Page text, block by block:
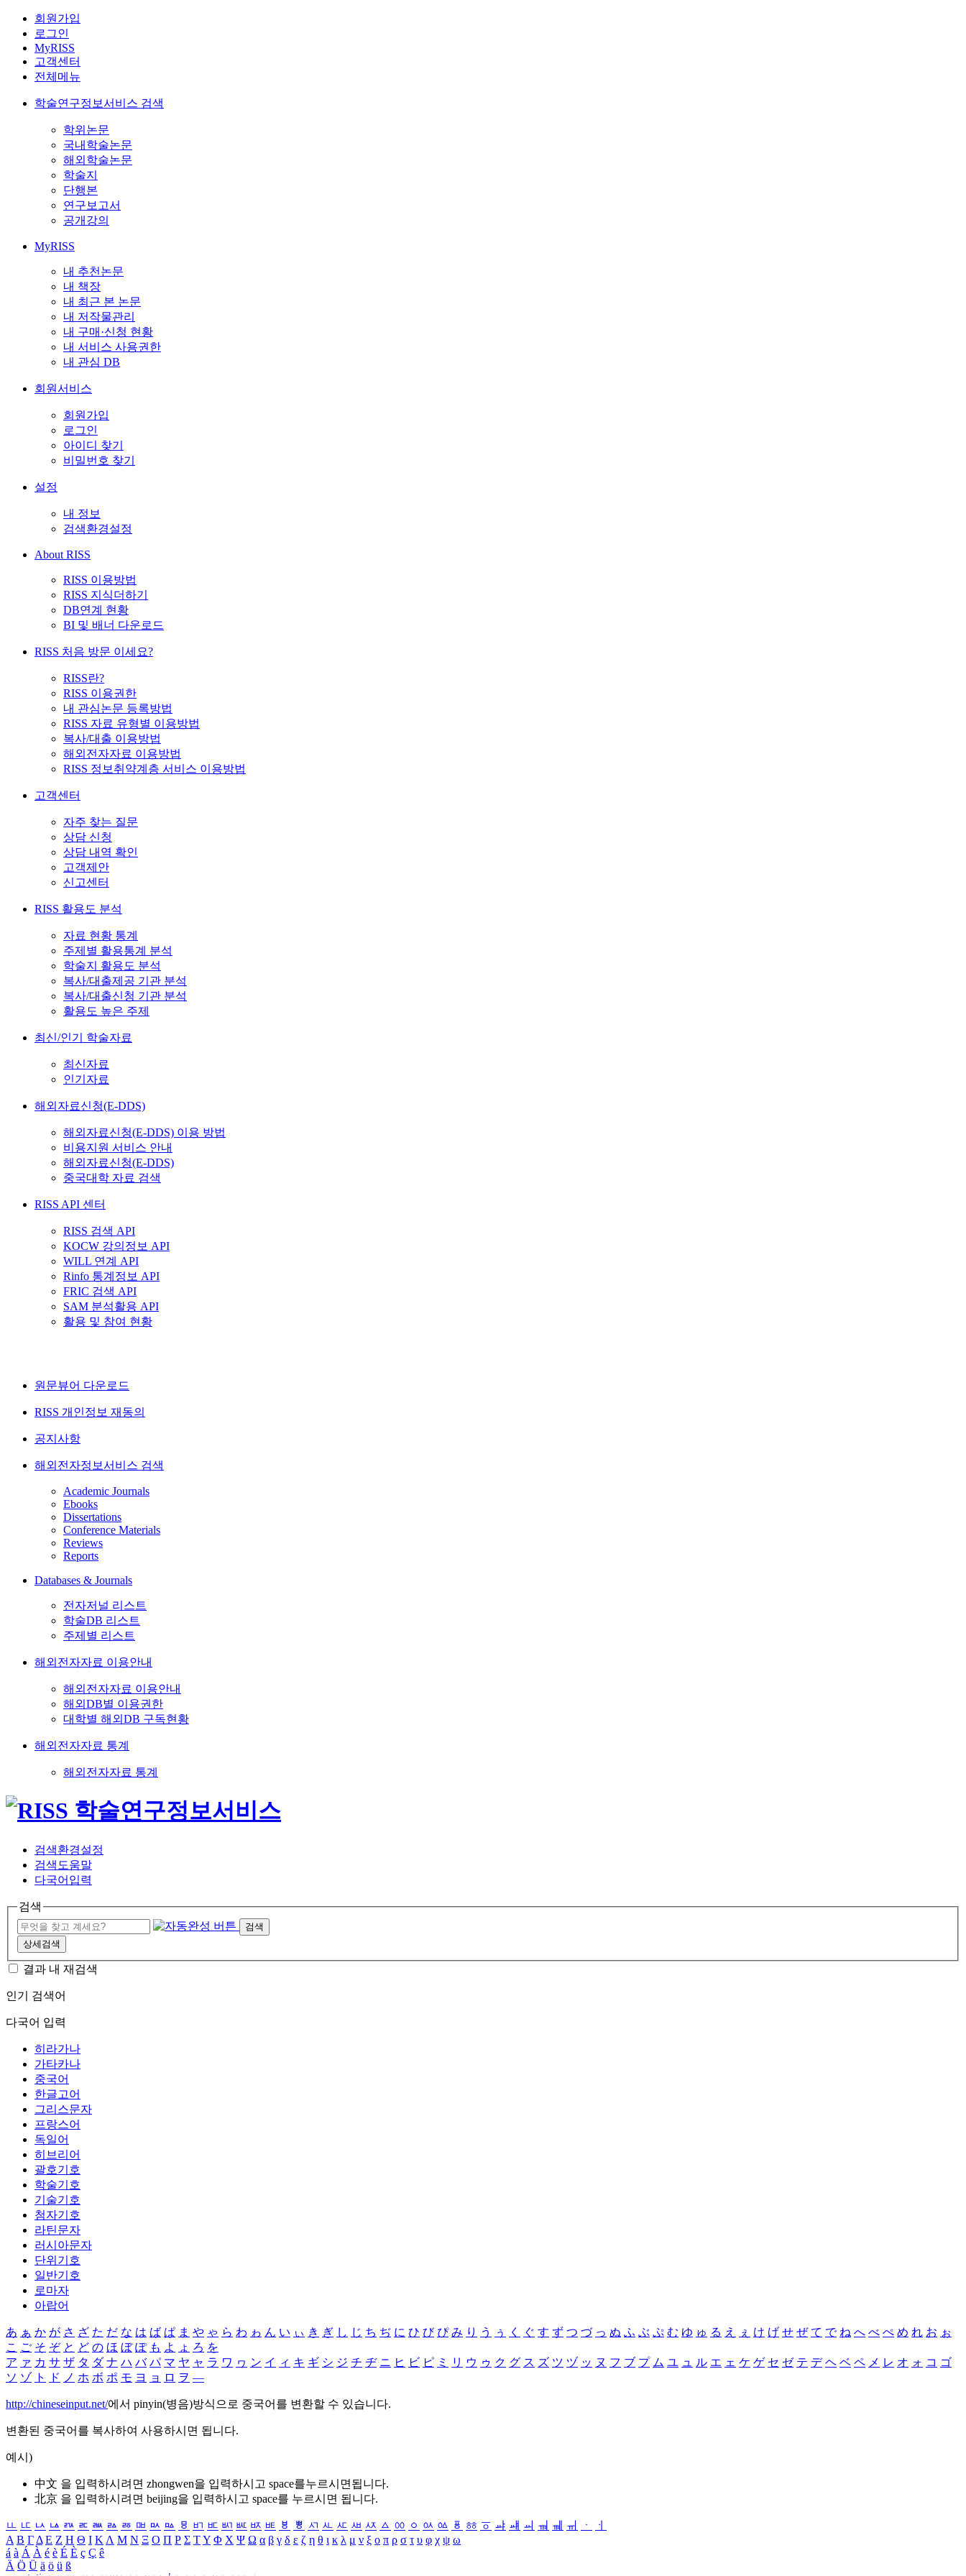
회원가입
로그인
MyRISS
고객센터
전체메뉴
학술연구정보서비스 검색
학위논문
국내학술논문
해외학술논문
학술지
단행본
연구보고서
공개강의
MyRISS
내 추천논문
내 책장
내 최근 본 논문
내 저작물관리
내 구매·신청 현황
내 서비스 사용권한
내 관심 DB
회원서비스
회원가입
로그인
아이디 찾기
비밀번호 찾기
설정
내 정보
검색환경설정
About RISS
RISS 이용방법
RISS 지식더하기
DB연계 현황
BI 및 배너 다운로드
RISS 처음 방문 이세요?
RISS란?
RISS 이용권한
내 관심논문 등록방법
RISS 자료 유형별 이용방법
복사/대출 이용방법
해외전자자료 이용방법
RISS 정보취약계층 서비스 이용방법
고객센터
자주 찾는 질문
상담 신청
상담 내역 확인
고객제안
신고센터
RISS 활용도 분석
자료 현황 통계
주제별 활용통계 분석
학술지 활용도 분석
복사/대출제공 기관 분석
복사/대출신청 기관 분석
활용도 높은 주제
최신/인기 학술자료
최신자료
인기자료
해외자료신청(E-DDS)
해외자료신청(E-DDS) 이용 방법
비용지원 서비스 안내
해외자료신청(E-DDS)
중국대학 자료 검색
RISS API 센터
RISS 검색 API
KOCW 강의정보 API
WILL 연계 API
Rinfo 통계정보 API
FRIC 검색 API
SAM 분석활용 API
활용 및 참여 현황
원문뷰어 다운로드
RISS 개인정보 재동의
공지사항
해외전자정보서비스 검색
Academic Journals
Ebooks
Dissertations
Conference Materials
Reviews
Reports
Databases & Journals
전자저널 리스트
학술DB 리스트
주제별 리스트
해외전자자료 이용안내
해외전자자료 이용안내
해외DB별 이용권한
대학별 해외DB 구독현황
해외전자자료 통계
해외전자자료 통계
검색환경설정
검색도움말
다국어입력
검색
검색
상세검색
결과 내 재검색
인기 검색어
다국어 입력
히라가나
가타카나
중국어
한글고어
그리스문자
프랑스어
독일어
히브리어
괄호기호
학술기호
기술기호
첨자기호
라틴문자
러시아문자
단위기호
일반기호
로마자
아랍어
あ ぁ か が さ ざ た だ な は ば ぱ ま や ゃ ら わ ゎ ん い ぃ き ぎ し じ ち ぢ に ひ び ぴ み り う ぅ く ぐ す ず つ づ っ ぬ ふ ぶ ぷ む ゆ ゅ る え ぇ け げ せ ぜ て で ね へ べ ぺ め れ お ぉ
こ ご そ ぞ と ど の ほ ぼ ぽ も よ ょ ろ を
ア ァ カ サ ザ タ ダ ナ ハ バ パ マ ヤ ャ ラ ワ ヮ ン イ ィ キ ギ シ ジ チ ヂ ニ ヒ ビ ピ ミ リ ウ ゥ ク グ ス ズ ツ ヅ ッ ヌ フ ブ プ ム ユ ュ ル エ ェ ケ ゲ セ ゼ テ デ ヘ ベ ペ メ レ オ ォ コ ゴ
ソ ゾ ト ド ノ ホ ボ ポ モ ヨ ョ ロ ヲ ―
http://chineseinput.net/에서 pinyin(병음)방식으로 중국어를 변환할 수 있습니다.
변환된 중국어를 복사하여 사용하시면 됩니다.
예시)
中文 을 입력하시려면 zhongwen을 입력하시고 space를누르시면됩니다.
北京 을 입력하시려면 beijing을 입력하시고 space를 누르시면 됩니다.
ㅥ ㅦ ㅧ ㅨ ㅩ ㅪ ㅫ ㅬ ㅭ ㅮ ㅯ ㅰ ㅱ ㅲ ㅳ ㅴ ㅵ ㅶ ㅷ ㅸ ㅹ ㅺ ㅻ ㅼ ㅽ ㅾ ㅿ ㆀ ㆁ ㆂ ㆃ ㆄ ㆅ ㆆ ㆇ ㆈ ㆉ ㆊ ㆋ ㆌ ㆍ
ㆎ
Α Β ΓΔ Ε Ζ Η Θ Ι ΚΛ Μ Ν Ξ Ο Π Ρ Σ ΤΥ Φ Χ Ψ Ω α β γ δ ε ζ η θ ι κ λ μ ν ξ ο π ρ σ τ υ φ χ ψ ω
á à Á À é è É È ç Ç ê
Ä Ö Ü ä ö ü ß